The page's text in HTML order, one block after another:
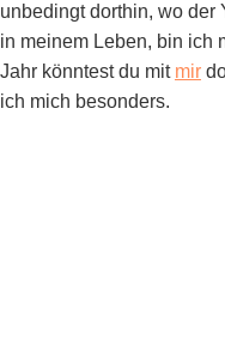
unbedingt dorthin, wo der
in meinem Leben, bin ich
Jahr könntest du mit mir
ich mich besonders.